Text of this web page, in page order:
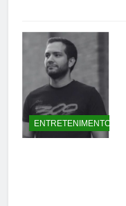
ENTRETENIMENTO